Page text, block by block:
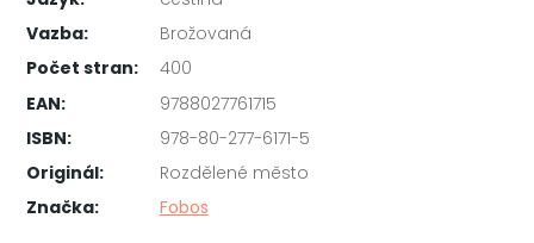
Vazba:
Brožovaná
Počet stran:
400
EAN:
9788027761715
ISBN:
978-80-277-6171-5
Originál:
Rozdělené město
Značka:
Fobos